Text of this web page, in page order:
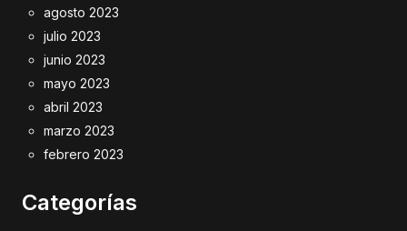
agosto 2023
julio 2023
junio 2023
mayo 2023
abril 2023
marzo 2023
febrero 2023
Categorías